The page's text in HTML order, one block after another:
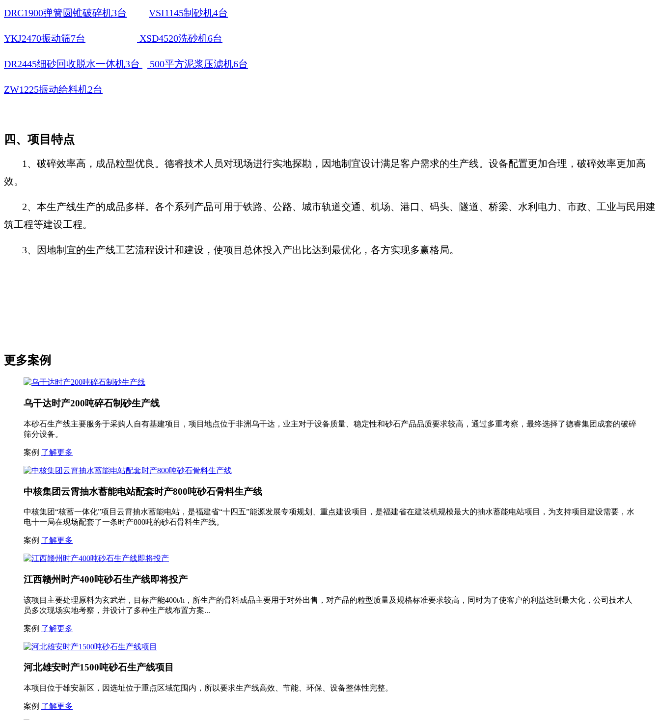
DRC1900弹簧圆锥破碎机3台 VSI1145制砂机4台
YKJ2470振动筛7台 XSD4520洗砂机6台
DR2445细砂回收脱水一体机3台 500平方泥浆压滤机6台
ZW1225振动给料机2台
四、 项目特点
1、破碎效率高，成品粒型优良。德睿技术人员对现场进行实地探勘，因地制宜设计满足客户需求的生产线。设备配置更加合理，破碎效率更加高
效。
2、本生产线生产的成品多样。各个系列产品可用于铁路、公路、城市轨道交通、机场、港口、码头、隧道、桥梁、水利电力、市政、工业与民用建
筑工程等建设工程。
3、因地制宜的生产线工艺流程设计和建设，使项目总体投入产出比达到最优化，各方实现多赢格局。
更多案例
乌干达时产200吨碎石制砂生产线
本砂石生产线主要服务于采购人自有基建项目，项目地点位于非洲乌干达，业主对于设备质量、稳定性和砂石产品品质要求较高，通过多重考察，最终选择了德睿集团成套的破碎
筛分设备。
案例 了解更多
中核集团云霄抽水蓄能电站配套时产800吨砂石骨料生产线
中核集团“核蓄一体化”项目云霄抽水蓄能电站，是福建省“十四五”能源发展专项规划、重点建设项目，是福建省在建装机规模最大的抽水蓄能电站项目，为支持项目建设需要，水
电十一局在现场配套了一条时产800吨的砂石骨料生产线。
案例 了解更多
江西赣州时产400吨砂石生产线即将投产
该项目主要处理原料为玄武岩，目标产能400t/h，所生产的骨料成品主要用于对外出售，对产品的粒型质量及规格标准要求较高，同时为了使客户的利益达到最大化，公司技术人
员多次现场实地考察，并设计了多种生产线布置方案...
案例 了解更多
河北雄安时产1500吨砂石生产线项目
本项目位于雄安新区，因选址位于重点区域范围内，所以要求生产线高效、节能、环保、设备整体性完整。
案例 了解更多